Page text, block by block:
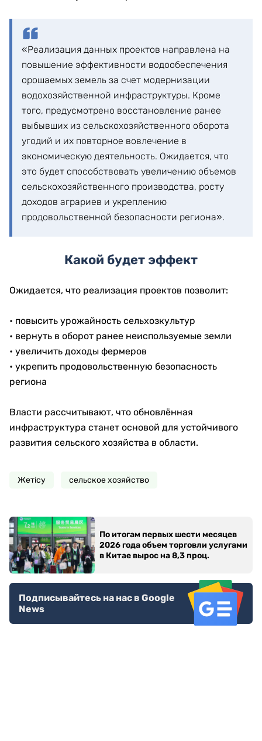
«Реализация данных проектов направлена на
повышение эффективности водообеспечения
орошаемых земель за счет модернизации
водохозяйственной инфраструктуры. Кроме
того, предусмотрено восстановление ранее
выбывших из сельскохозяйственного оборота
угодий и их повторное вовлечение в
экономическую деятельность. Ожидается, что
это будет способствовать увеличению объемов
сельскохозяйственного производства, росту
доходов аграриев и укреплению
продовольственной безопасности региона».
Какой будет эффект
Ожидается, что реализация проектов позволит:
• повысить урожайность сельхозкультур
• вернуть в оборот ранее неиспользуемые земли
• увеличить доходы фермеров
• укрепить продовольственную безопасность
региона
Власти рассчитывают, что обновлённая
инфраструктура станет основой для устойчивого
развития сельского хозяйства в области.
Жетісу сельское хозяйство
По итогам первых шести месяцев
2026 года объем торговли услугами
в Китае вырос на 8,3 проц.
Подписывайтесь на нас в Google
News